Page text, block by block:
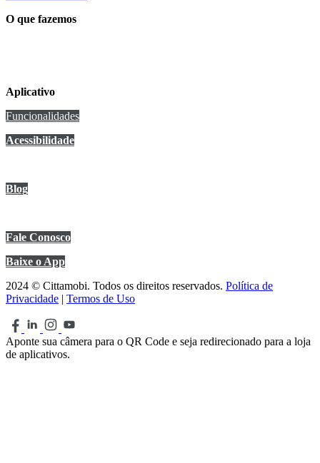
O que fazemos
Aplicativo
Funcionalidades
Acessibilidade
Blog
Fale Conosco
Baixe o App
2024 © Cittamobi. Todos os direitos reservados. Política de
Privacidade | Termos de Uso
Aponte sua câmera para o QR Code e seja redirecionado para a loja
de aplicativos.